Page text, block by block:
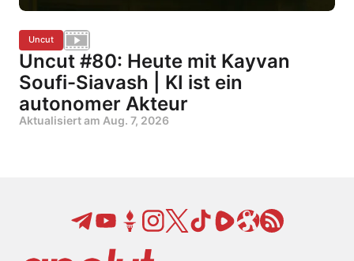
Uncut
Uncut #80: Heute mit Kayvan
Soufi-Siavash | KI ist ein
autonomer Akteur
Aktualisiert am Aug. 7, 2026